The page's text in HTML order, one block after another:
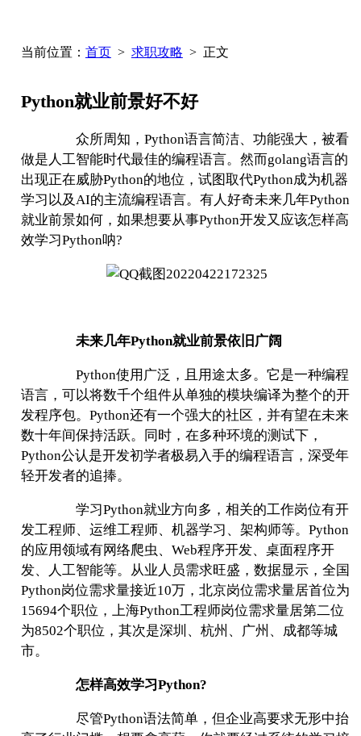
当前位置： 首页> 求职攻略 > 正文
Python就业前景好不好
众所周知，Python语言简洁、功能强大，被看
做是人工智能时代最佳的编程语言。然而golang语言的
出现正在威胁Python的地位，试图取代Python成为机器
学习以及AI的主流编程语言。有人好奇未来几年Python
就业前景如何，如果想要从事Python开发又应该怎样高
效学习Python呐?
未来几年Python就业前景依旧广阔
Python使用广泛，且用途太多。它是一种编程
语言，可以将数千个组件从单独的模块编译为整个的开
发程序包。Python还有一个强大的社区，并有望在未来
数十年间保持活跃。同时，在多种环境的测试下，
Python公认是开发初学者极易入手的编程语言，深受年
轻开发者的追捧。
学习Python就业方向多，相关的工作岗位有开
发工程师、运维工程师、机器学习、架构师等。Python
的应用领域有网络爬虫、Web程序开发、桌面程序开
发、人工智能等。从业人员需求旺盛，数据显示，全国
Python岗位需求量接近10万，北京岗位需求量居首位为
15694个职位，上海Python工程师岗位需求量居第二位
为8502个职位，其次是深圳、杭州、广州、成都等城
市。
怎样高效学习Python?
尽管Python语法简单，但企业高要求无形中抬